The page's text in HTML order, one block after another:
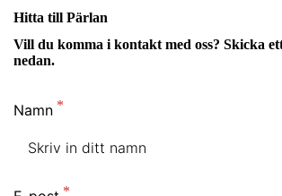
Hitta till Pärlan
Vill du komma i kontakt med oss? Skicka
nedan.
Namn